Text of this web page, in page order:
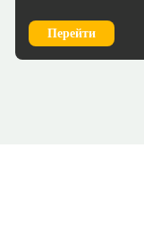
Перейти